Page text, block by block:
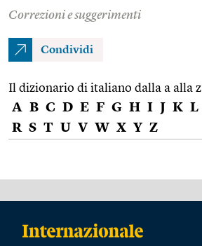
Correzioni e suggerimenti
Condividi
Il dizionario di italiano dalla a alla z
A B C D E F G H I J K L
R S T U V W X Y Z